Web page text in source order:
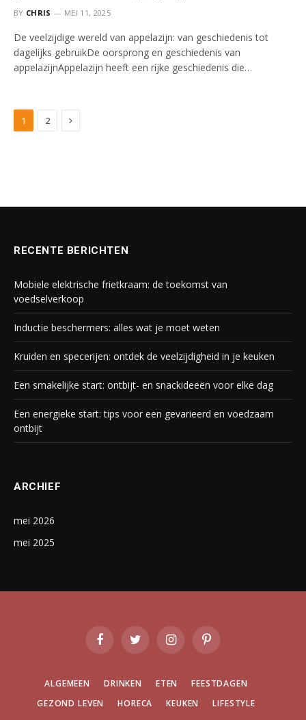
BY CHRIS MEI 11, 2025
De veelzijdige wereld van appelazijn: van geschiedenis tot
dagelijks gebruikDe oorsprong en geschiedenis van
appelazijnAppelazijn heeft een rijke geschiedenis die…
1 2 Next
RECENTE BERICHTEN
Mobiele elektrische frietkraam: de toekomst van
voedselverkoop
Inductie beschermers: alles wat je moet weten
Kruiden en specerijen: ontdek de veelzijdigheid in je keuken
Een smakelijke start: ontbijt- en snackideeën voor elke dag
Een energieke start: tips voor een gevarieerd en voedzaam
ontbijt
ARCHIEF
mei 2026
mei 2025
FacebookTwitter InstagramPinterest
ALGEMEEN DRINKEN ETEN
FEESTDAGEN
GEZOND LEVEN
HORECA KEUKEN
LIFESTYLE